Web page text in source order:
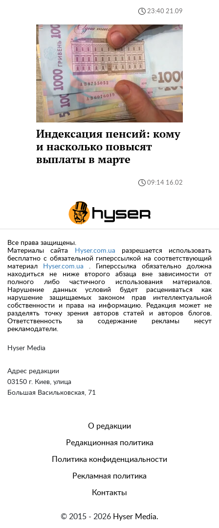
23:40 21.09
Индексация пенсий: кому
и насколько повысят
выплаты в марте
09:14 16.02
Hyser Media
Адрес редакции
03150 г. Киев, улица
Большая Васильковская, 71
Все права защищены.
Материалы сайта
Hyser.com.ua разрешается использовать
бесплатно с обязательной гиперссылкой на соответствующий
материал
Hyser.com.ua . Гиперссылка обязательно должна
находиться не ниже второго абзаца вне зависимости от
полного либо частичного использования материалов.
Нарушение данных условий будет расцениваться как
нарушение защищаемых законом прав интеллектуальной
собственности и права на информацию. Редакция может не
разделять точку зрения авторов статей и авторов блогов.
Ответственность за содержание рекламы несут
рекламодатели.
О редакции
Редакционная политика
Политика конфиденциальности
Рекламная политика
Контакты
© 2015 - 2026 Hyser Media.